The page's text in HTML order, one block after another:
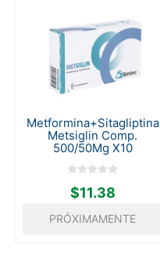
Metformina+Sitagliptina
Metsiglin Comp.
500/50Mg X10
$11.38
PRÓXIMAMENTE